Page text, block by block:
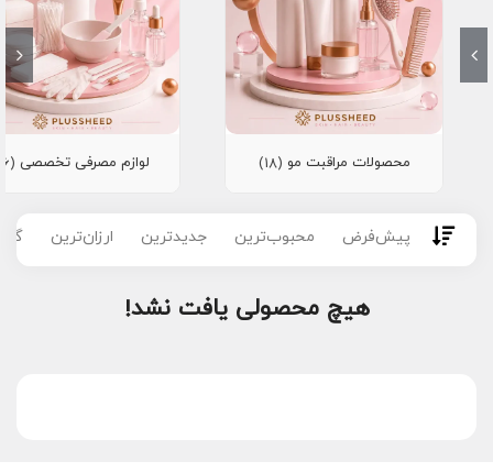
محصولات مراقبت مو (18) لوازم مصرفی تخصصی (16)
پیش‌فرض محبوب‌ترین جدیدترین ارزان‌ترین
هیچ محصولی یافت نشد!